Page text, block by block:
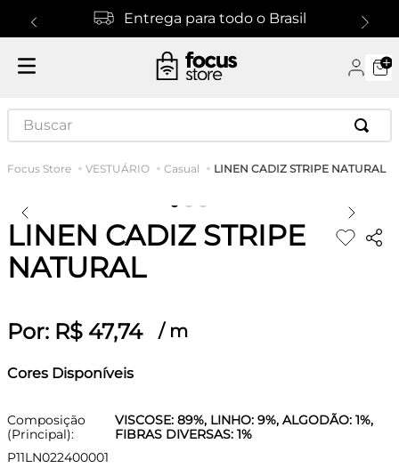
Entrega para todo o Brasil
Buscar
VESTUÁRIO Casual LINEN CADIZ STRIPE NATURAL
LINEN CADIZ STRIPE
NATURAL
Por: R$ 47,74 / m
Cores Disponíveis
Composição
(Principal):
VISCOSE: 89%, LINHO: 9%, ALGODÃO: 1%,
FIBRAS DIVERSAS: 1%
P11LN022400001